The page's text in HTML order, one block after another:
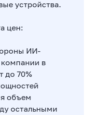
устройства.
цен:
ИИ-
в
до 70%
объем
остальными